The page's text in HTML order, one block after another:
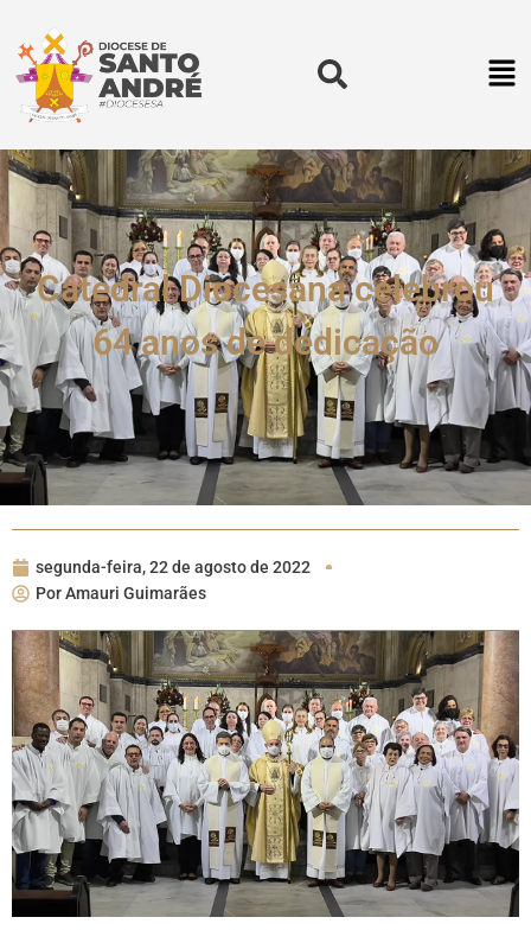
Catedral Diocesana celebrou
64 anos de dedicação
segunda-feira, 22 de agosto de 2022
PorAmauri Guimarães